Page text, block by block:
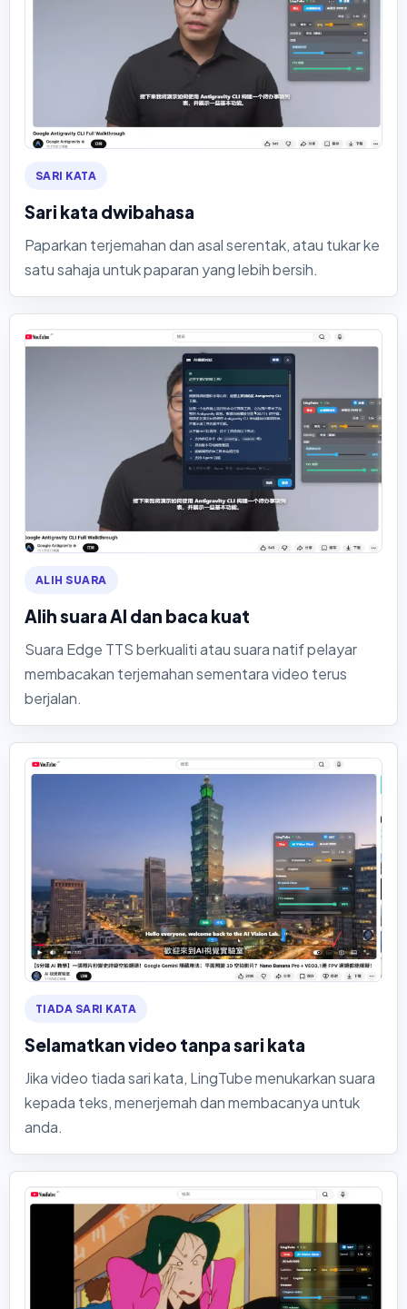
SARI KATA
Sari kata dwibahasa
Paparkan terjemahan dan asal serentak, atau tukar ke
satu sahaja untuk paparan yang lebih bersih.
ALIH SUARA
Alih suara AI dan baca kuat
Suara Edge TTS berkualiti atau suara natif pelayar
membacakan terjemahan sementara video terus
berjalan.
TIADA SARI KATA
Selamatkan video tanpa sari kata
Jika video tiada sari kata, LingTube menukarkan suara
kepada teks, menerjemah dan membacanya untuk
anda.